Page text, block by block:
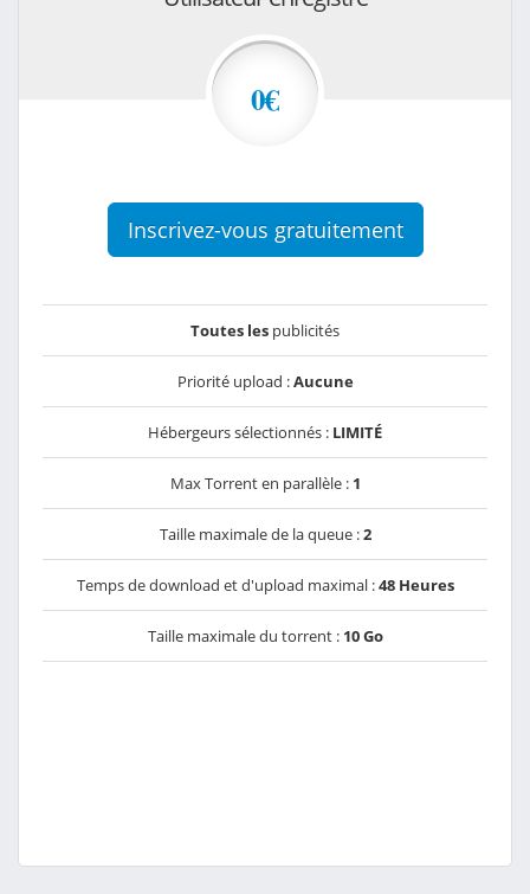
0€
Inscrivez-vous gratuitement
Toutes les publicités
Priorité upload :Aucune
Hébergeurs sélectionnés : LIMITÉ
Max Torrent en parallèle : 1
Taille maximale de la queue :2
Temps de download et d'upload maximal :48 Heures
Taille maximale du torrent : 10 Go